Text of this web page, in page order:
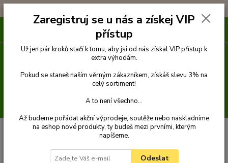
Venčení Obojky Obojky z velurové kůže
Obojek z velurové
Zaregistruj se u nás a získej VIP
přístup
Už jen pár kroků stačí k tomu, aby jsi od nás získal VIP přístup k
extra výhodám.
Pokud se staneš naším věrným zákazníkem, získáš slevu 3% na
celý sortiment!
A to není všechno...
Až budeme pořádat akční výprodeje, soutěže nebo naskladníme
na eshop nové produkty, ty budeš mezi prvními, kterým
napíšeme.
Odeslat